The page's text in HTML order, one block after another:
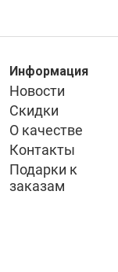
Информация
Новости
Скидки
О качестве
Контакты
Подарки к
заказам